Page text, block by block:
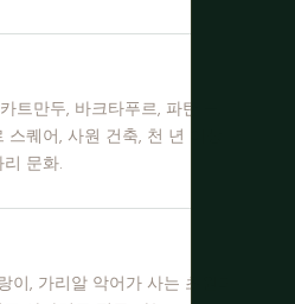
트만두, 바크타푸르, 파탄 —
퀘어, 사원 건축, 천 년 이상
문화.
이, 가리알 악어가 사는 초원과